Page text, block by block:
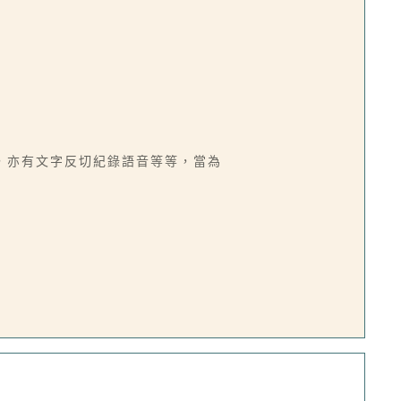
有文字反切紀錄語音等等，當為